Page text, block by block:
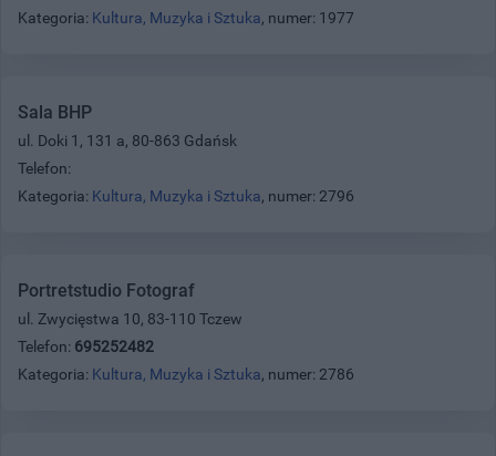
Kategoria: Kultura, Muzyka i Sztuka, numer: 1977
Sala BHP
ul. Doki 1, 131 a, 80-863 Gdańsk
Telefon:
Kategoria: Kultura, Muzyka i Sztuka, numer: 2796
Portretstudio Fotograf
ul. Zwycięstwa 10, 83-110 Tczew
Telefon: 695252482
Kategoria: Kultura, Muzyka i Sztuka, numer: 2786